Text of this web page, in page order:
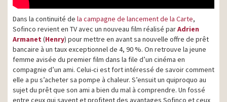
Dans la continuité de la campagne de lancement de la Carte,
Sofinco revient en TV avec un nouveau film réalisé parAdrien
Armanet (Henry) pour mettre en avant sa nouvelle offre de prêt
bancaire à un taux exceptionnel de 4, 90 %. On retrouve la jeune
femme avisée du premier film dans la file d’un cinéma en
compagnie d’un ami. Celui-ci est fort intéressé de savoir comment
elle a pu s’acheter sa pompe à chaleur. S’ensuit un quiproquo au
sujet du prêt que son ami a bien du mal à comprendre. Un fossé
entre ceux qui savent et profitent des avantages Sofinco et ceux